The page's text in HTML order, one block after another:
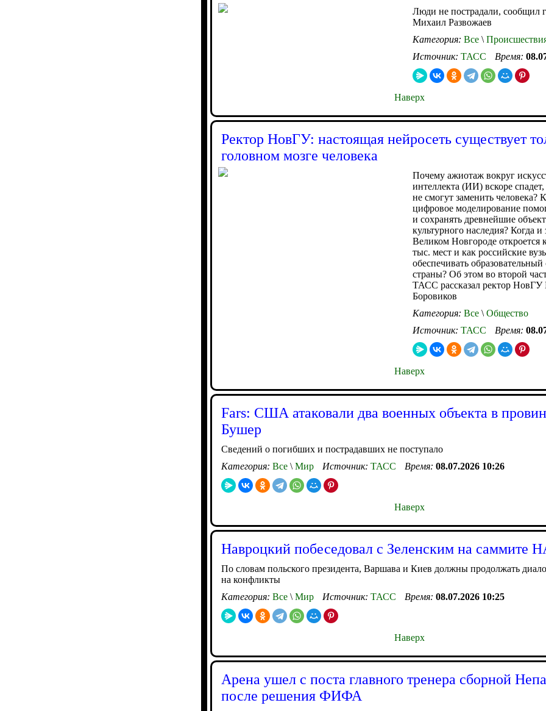
Люди не пострадали, сообщил
Михаил Развожаев
Категория: Все \
Источник: ТАСС Время:
Наверх
Ректор НовГУ: настоящая нейросеть существует
головном мозге человека
Почему ажиотаж вокруг
интеллекта (ИИ) вскоре
не смогут заменить человека?
цифровое моделирование
и сохранять древнейшие
культурного наследия? Когда и
Великом Новгороде откроется
тыс. мест и как российские
обеспечивать образовательный
страны? Об этом во второй
ТАСС рассказал ректор
Боровиков
Категория: Все \ Общество
Источник: ТАСС Время:
Наверх
Fars: США атаковали два военных объекта в
Бушер
Сведений о погибших и пострадавших не поступало
Категория: Все \ Мир Источник: ТАСС Время: 08.07.2026 10:26
Наверх
Навроцкий побеседовал с Зеленским на саммите
По словам польского президента, Варшава и Киев должны продолжать
на конфликты
Категория: Все \ Мир Источник: ТАСС Время: 08.07.2026 10:25
Наверх
Арена ушел с поста главного тренера сборной
после решения ФИФА